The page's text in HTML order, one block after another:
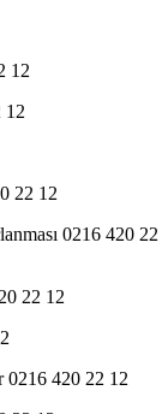
12
12
22 12
0216 420 22
22 12
0216 420 22 12